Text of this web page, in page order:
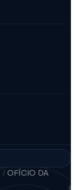
/OFÍCIO DA